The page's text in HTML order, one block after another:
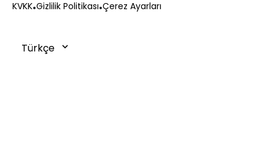
Sipariş Takibi
0850 215 43 75
KVKK Gizlilik Politikası Çerez Ayarları